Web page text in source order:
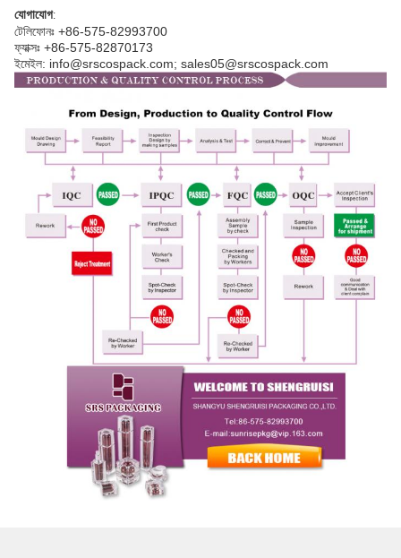
যোগাযোগ:
টেলিফোনঃ +86-575-82993700
ফ্যাক্সঃ +86-575-82870173
ইমেইল: info@srscospack.com; sales05@srscospack.com